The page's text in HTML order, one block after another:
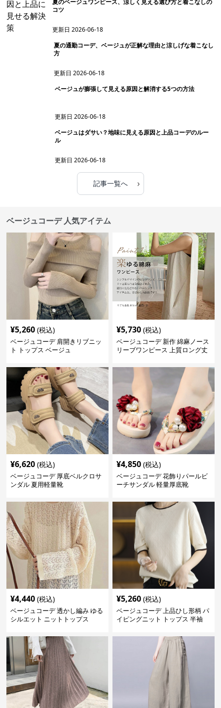
夏のベージュワンピース、涼しく見える選び方と着こなしの
コツ
更新日2026-06-18
夏の通勤コーデ、ベージュが正解な理由と涼しげな着こなし
方
更新日 2026-06-18
ベージュが膨張して見える原因と解消する5つの方法
更新日2026-06-18
ベージュはダサい？地味に見える原因と上品コーデのルー
ル
更新日2026-06-18
記事一覧へ ›
ベージュコーデ 人気アイテム
¥5,260 (税込)
ベージュコーデ 肩開きリブニッ
ト トップス ベージュ
¥5,730 (税込)
ベージュコーデ 新作 綿麻ノース
リーブワンピース 上質ロング丈
¥6,620 (税込)
ベージュコーデ 厚底ベルクロサ
ンダル 夏用軽量靴
¥4,850 (税込)
ベージュコーデ 花飾りパールビ
ーチサンダル 軽量厚底靴
¥4,440 (税込)
ベージュコーデ 透かし編み ゆる
シルエット ニットトップス
¥5,260 (税込)
ベージュコーデ 上品ひし形柄 パ
イピングニット トップス 半袖